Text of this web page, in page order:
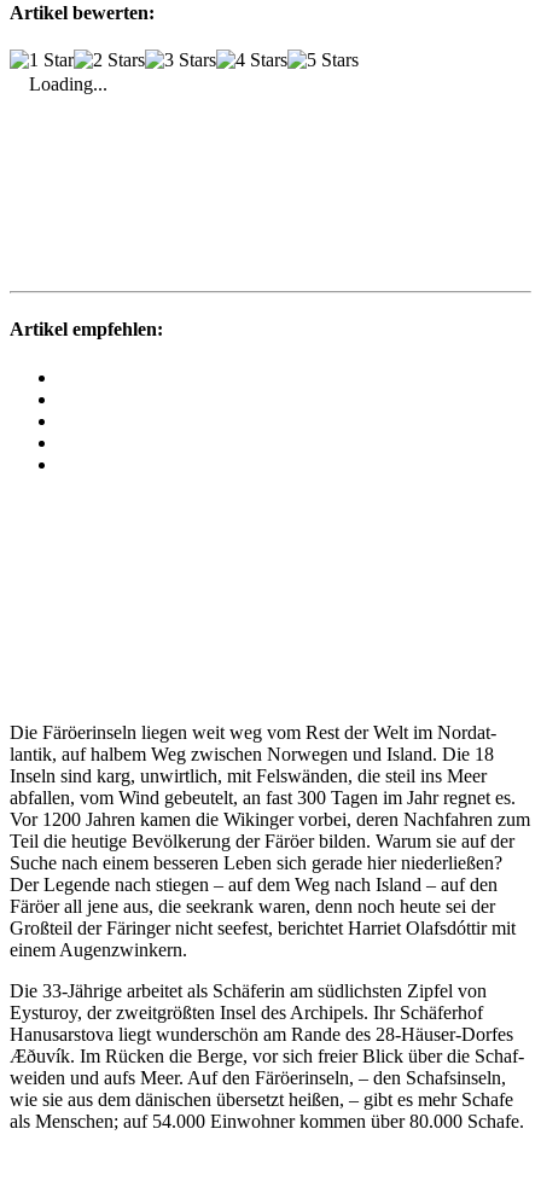
Artikel bewerten:
Loading...
Artikel empfehlen:
Die Färö­er­in­seln liegen weit weg vom Rest der Welt im Nord­at­
lantik, auf halbem Weg zwischen Norwegen und Island. Die 18
Inseln sind karg, unwirt­lich, mit Fels­wänden, die steil ins Meer
abfallen, vom Wind gebeu­telt, an fast 300 Tagen im Jahr regnet es.
Vor 1200 Jahren kamen die Wikinger vorbei, deren Nach­fahren zum
Teil die heutige Bevöl­ke­rung der Färöer bilden. Warum sie auf der
Suche nach einem besseren Leben sich gerade hier nieder­ließen?
Der Legende nach stiegen – auf dem Weg nach Island – auf den
Färöer all jene aus, die seekrank waren, denn noch heute sei der
Groß­teil der Färinger nicht seefest, berichtet Harriet Olaf­sdóttir mit
einem Augen­zwin­kern.
Die 33-Jährige arbeitet als Schä­ferin am südlichsten Zipfel von
Eysturoy, der zweit­größten Insel des Archi­pels. Ihr Schä­ferhof
Hanus­ar­stova liegt wunder­schön am Rande des 28-Häuser-Dorfes
Æðuvík. Im Rücken die Berge, vor sich freier Blick über die Schaf­
weiden und aufs Meer. Auf den Färö­er­in­seln, – den Schafs­in­seln,
wie sie aus dem däni­schen über­setzt heißen, – gibt es mehr Schafe
als Menschen; auf 54.000 Einwohner kommen über 80.000 Schafe.